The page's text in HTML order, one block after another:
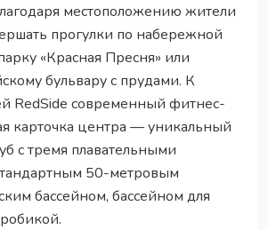
местоположению жители
прогулки по набережной
«Красная Пресня» или
бульвару с прудами. К
RedSide современный фитнес-
карточка центра — уникальный
с тремя плавательными
50-метровым
бассейном, бассейном для